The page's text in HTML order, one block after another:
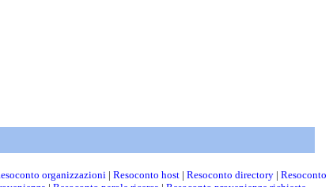
organizzazioni | Resoconto host | Resoconto directory | Resoconto